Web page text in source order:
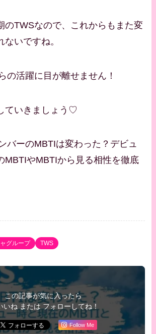
のTWSなので、これからもまた変
いですね。
の活躍に目が離せません！
ていきましょう♡
バーのMBTIは変わった？デビュ
MBTIやMBTIから見る相性を徹底
グループ TWS
この記事が気に入ったら
いね または フォローしてね！
Follow Me